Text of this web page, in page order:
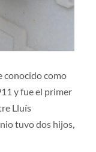
conocido como
y fue el primer
Lluís
tuvo dos hijos,